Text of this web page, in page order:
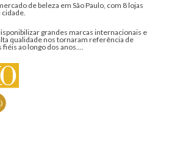
de beleza em São Paulo, com 8 lojas
cidade.
grandes marcas internacionais e
qualidade nos tornaram referência de
ao longo dos anos....